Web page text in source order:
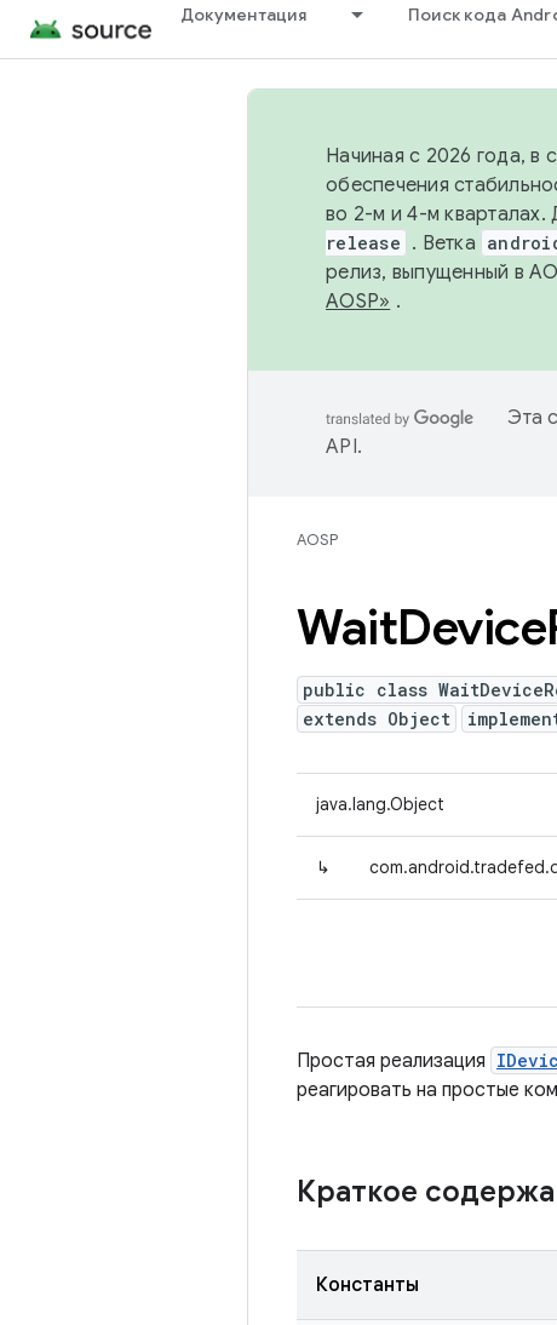
Документация Поиск кода
Начиная с 2026 года, в
обеспечения
во 2-м и 4-м кварталах.
release . Ветка
релиз, выпущенный в
AOSP» .
Эта
API.
AOSP
WaitDevice
public class
extends Object
java.lang.Object
↳
Простая реализация
реагировать на простые
Краткое
Константы